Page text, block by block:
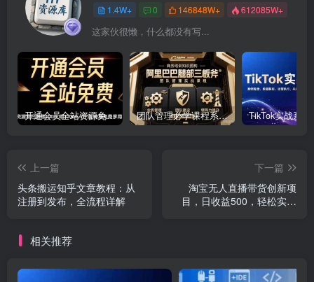
1.4W+ 0 146848W+ 612085W+
这家伙很懒，什么都没有写...
开通会员全站资源免费下载 开通VIP会员 HY资源库 团队管理必学课程系列，阿里巴巴“腿部三板斧”
上一篇
头条搬运知乎文章教程：从
注册到发布，全流程详解
下一篇
淘宝无人直播带货创新项
目，日收益500，轻松实现
相关推荐